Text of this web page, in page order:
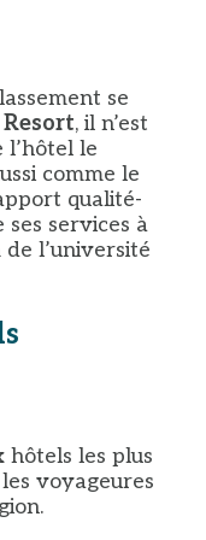
se
, il n’est
l’hôtel le
comme le
qualité-
services à
l’université
hôtels les plus
voyageures